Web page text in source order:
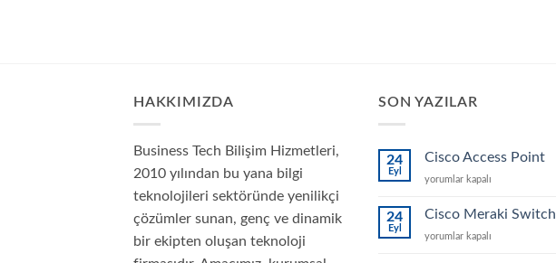
HAKKIMIZDA
Business Tech Bilişim Hizmetleri,
2010 yılından bu yana bilgi
teknolojileri sektöründe yenilikçi
çözümler sunan, genç ve dinamik
bir ekipten oluşan teknoloji
SON YAZILAR
24
Eyl
Cisco Access Point
Cisco
Point
yorumlar kapalı
24
Eyl
Cisco Meraki Switch
Cisco
yorumlar kapalı